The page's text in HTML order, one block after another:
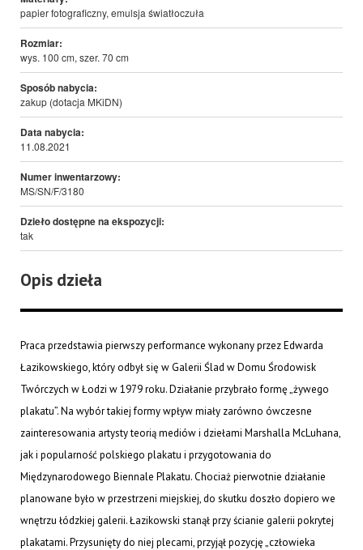
papier fotograficzny, emulsja światłoczuła
Rozmiar:
wys. 100 cm, szer. 70 cm
Sposób nabycia:
zakup (dotacja MKiDN)
Data nabycia:
11.08.2021
Numer inwentarzowy:
MS/SN/F/3180
Dzieło dostępne na ekspozycji:
tak
Opis dzieła
Praca przedstawia pierwszy performance wykonany przez Edwarda
Łazikowskiego, który odbył się w Galerii Ślad w Domu Środowisk
Twórczych w Łodzi w 1979 roku. Działanie przybrało formę „żywego
plakatu”. Na wybór takiej formy wpływ miały zarówno ówczesne
zainteresowania artysty teorią mediów i dziełami Marshalla McLuhana,
jak i popularność polskiego plakatu i przygotowania do
Międzynarodowego Biennale Plakatu. Chociaż pierwotnie działanie
planowane było w przestrzeni miejskiej, do skutku doszło dopiero we
wnętrzu łódzkiej galerii. Łazikowski stanął przy ścianie galerii pokrytej
plakatami. Przysunięty do niej plecami, przyjął pozycję „człowieka